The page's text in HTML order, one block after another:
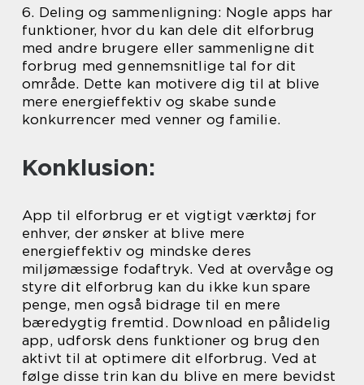
6. Deling og sammenligning: Nogle apps har
funktioner, hvor du kan dele dit elforbrug
med andre brugere eller sammenligne dit
forbrug med gennemsnitlige tal for dit
område. Dette kan motivere dig til at blive
mere energieffektiv og skabe sunde
konkurrencer med venner og familie.
Konklusion:
App til elforbrug er et vigtigt værktøj for
enhver, der ønsker at blive mere
energieffektiv og mindske deres
miljømæssige fodaftryk. Ved at overvåge og
styre dit elforbrug kan du ikke kun spare
penge, men også bidrage til en mere
bæredygtig fremtid. Download en pålidelig
app, udforsk dens funktioner og brug den
aktivt til at optimere dit elforbrug. Ved at
følge disse trin kan du blive en mere bevidst